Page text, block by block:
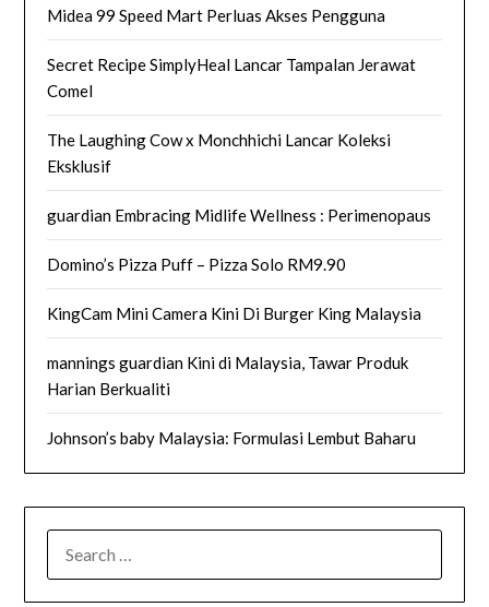
Midea 99 Speed Mart Perluas Akses Pengguna
Secret Recipe SimplyHeal Lancar Tampalan Jerawat
Comel
The Laughing Cow x Monchhichi Lancar Koleksi
Eksklusif
guardian Embracing Midlife Wellness : Perimenopaus
Domino’s Pizza Puff – Pizza Solo RM9.90
KingCam Mini Camera Kini Di Burger King Malaysia
mannings guardian Kini di Malaysia, Tawar Produk
Harian Berkualiti
Johnson’s baby Malaysia: Formulasi Lembut Baharu
FOR: